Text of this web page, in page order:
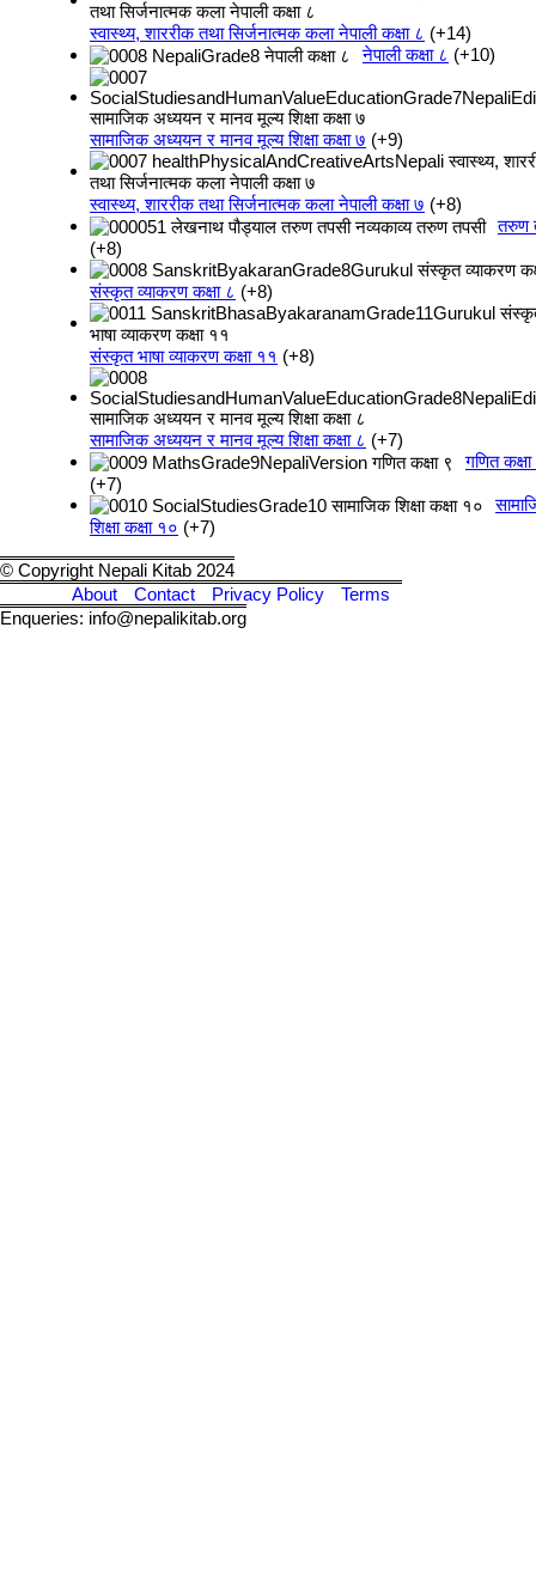
स्वास्थ्य, शाररीक तथा सिर्जनात्मक कला नेपाली कक्षा ८
+14
नेपाली कक्षा ८
+10
सामाजिक अध्ययन र मानव मूल्य शिक्षा कक्षा ७ +9
स्वास्थ्य, शाररीक तथा सिर्जनात्मक कला नेपाली कक्षा ७ +8
तरुण
+8
संस्कृत व्याकरण कक्षा ८ +8
संस्कृत भाषा व्याकरण कक्षा ११ +8
सामाजिक अध्ययन र मानव मूल्य शिक्षा कक्षा ८
+7
गणित
+7
शिक्षा कक्षा १० +7
© Copyright Nepali Kitab 2024
About
Contact Privacy Policy
Terms
Enqueries: info@nepalikitab.org